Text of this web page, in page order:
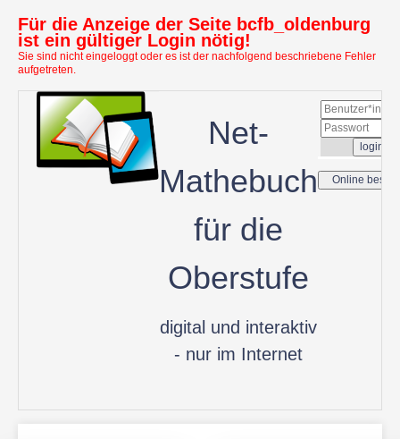
Für die Anzeige der Seite bcfb_oldenburg
ist ein gültiger Login nötig!
Sie sind nicht eingeloggt oder es ist der nachfolgend beschriebene Fehler
aufgetreten.
Net-
Mathebuch
für die
Oberstufe
digital und interaktiv
- nur im Internet